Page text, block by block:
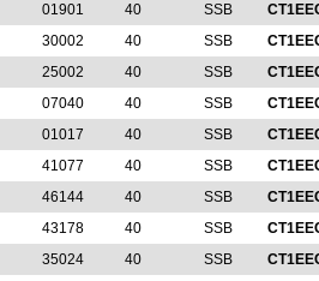
01901 40 SSB
30002 40 SSB
25002 40 SSB
07040 40 SSB
01017 40 SSB
41077 40 SSB
46144 40 SSB
43178 40 SSB
35024 40 SSB